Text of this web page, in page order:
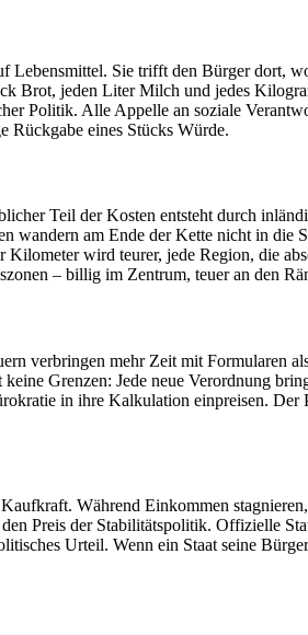
Sie trifft den Bürger dort,
Brot, jeden Liter Milch und jedes
Politik. Alle Appelle an soziale
Rückgabe eines Stücks Würde.
Teil der Kosten entsteht durch
am Ende der Kette nicht in die
wird teurer, jede Region, die
– billig im Zentrum, teuer an den
verbringen mehr Zeit mit Formularen
Grenzen: Jede neue Verordnung
in ihre Kalkulation einpreisen. Der
Während Einkommen
Preis der Stabilitätspolitik. Offizielle
Urteil. Wenn ein Staat seine